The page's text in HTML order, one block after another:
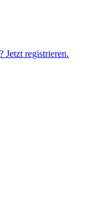
Jetzt registrieren.